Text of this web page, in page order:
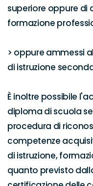
superiore oppure di
formazione
> oppure ammessi
di istruzione
È inoltre possibile
diploma di scuola
procedura di
competenze
di istruzione,
quanto previsto